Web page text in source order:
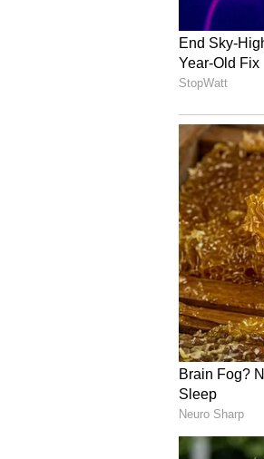
Ramzan
ಹಿರೋಷಿ ಸುಜುಕಿ
ಭಾರತದಲ್ಲಿ
ರ ನವೆಂಬರ್
ನಿಯೋಜನೆಯ
ಉಪ ಮಂತ್ರಿ
ರವರೆಗೆ ಎಂಟು